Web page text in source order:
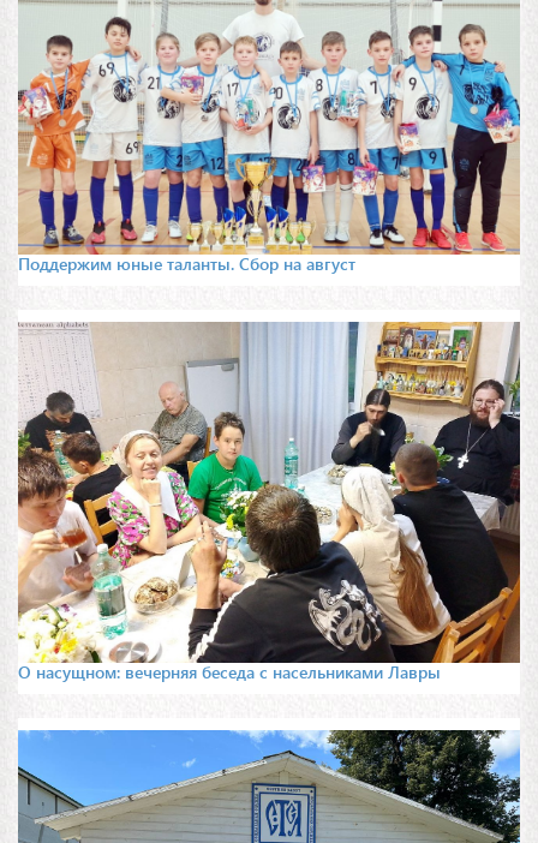
Поддержим юные таланты. Сбор на август
О насущном: вечерняя беседа с насельниками Лавры